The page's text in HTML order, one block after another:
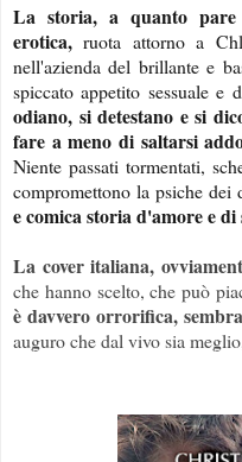
La storia, a quanto pare
erotica, ruota attorno a
nell'azienda del brillante e
spiccato appetito sessuale
odiano, si detestano e si
fare a meno di saltarsi
Niente passati tormentati,
compromettono la psiche dei
e comica storia d'amore e di
La cover italiana,
che hanno scelto, che può
è davvero orrorifica,
auguro che dal vivo sia